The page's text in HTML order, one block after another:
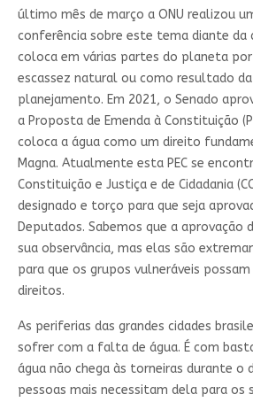
último mês de março a ONU realizou
conferência sobre este tema diante da
coloca em várias partes do planeta por
escassez natural ou como resultado
planejamento. Em 2021, o Senado
a Proposta de Emenda à Constituição
coloca a água como um direito
Magna. Atualmente esta PEC se
Constituição e Justiça e de Cidadania
designado e torço para que seja
Deputados. Sabemos que a aprovação
sua observância, mas elas são
para que os grupos vulneráveis possam
direitos.
As periferias das grandes cidades
sofrer com a falta de água. É com
água não chega às torneiras durante o
pessoas mais necessitam dela para os